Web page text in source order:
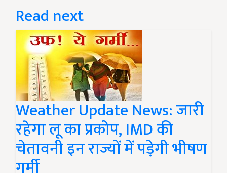
Read next
Weather Update News: जारी
रहेगा लू का प्रकोप, IMD की
चेतावनी इन राज्यों में पड़ेगी भीषण